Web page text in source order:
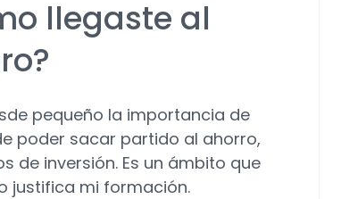
llegaste al
pequeño la importancia de
poder sacar partido al ahorro,
de inversión. Es un ámbito que
justifica mi formación.